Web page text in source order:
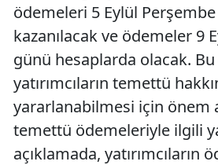
ödemeleri 5 Eylül
kazanılacak ve ödemeler 9
günü hesaplarda olacak.
yatırımcıların temettü
yararlanabilmesi için önem
temettü ödemeleriyle ilgili
açıklamada, yatırımcıların